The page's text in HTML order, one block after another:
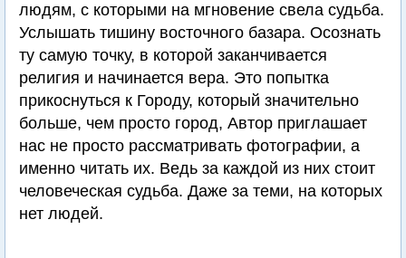
людям, с которыми на мгновение свела судьба.
Услышать тишину восточного базара. Осознать
ту самую точку, в которой заканчивается
религия и начинается вера. Это попытка
прикоснуться к Городу, который значительно
больше, чем просто город, Автор приглашает
нас не просто рассматривать фотографии, а
именно читать их. Ведь за каждой из них стоит
человеческая судьба. Даже за теми, на которых
нет людей.